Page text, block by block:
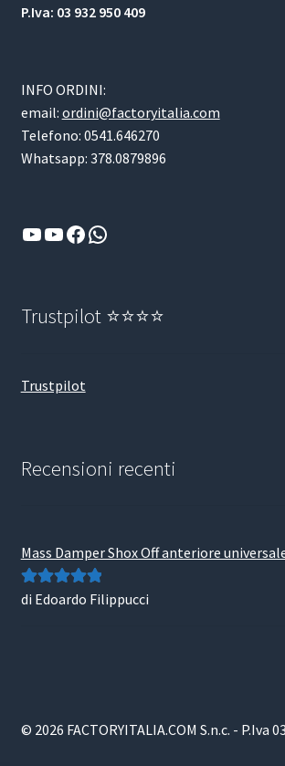
P.Iva: 03 932 950 409
INFO ORDINI:
email: ordini@factoryitalia.com
Telefono: 0541.646270
Whatsapp: 378.0879896
YouTube
YouTube
Facebook
WhatsApp
Trustpilot ⭐⭐⭐⭐
Trustpilot
Recensioni recenti
Mass Damper Shox Off anteriore
Valutato5su
di Edoardo Filippucci
© 2026 FACTORYITALIA.COM S.n.c. - P.Iva